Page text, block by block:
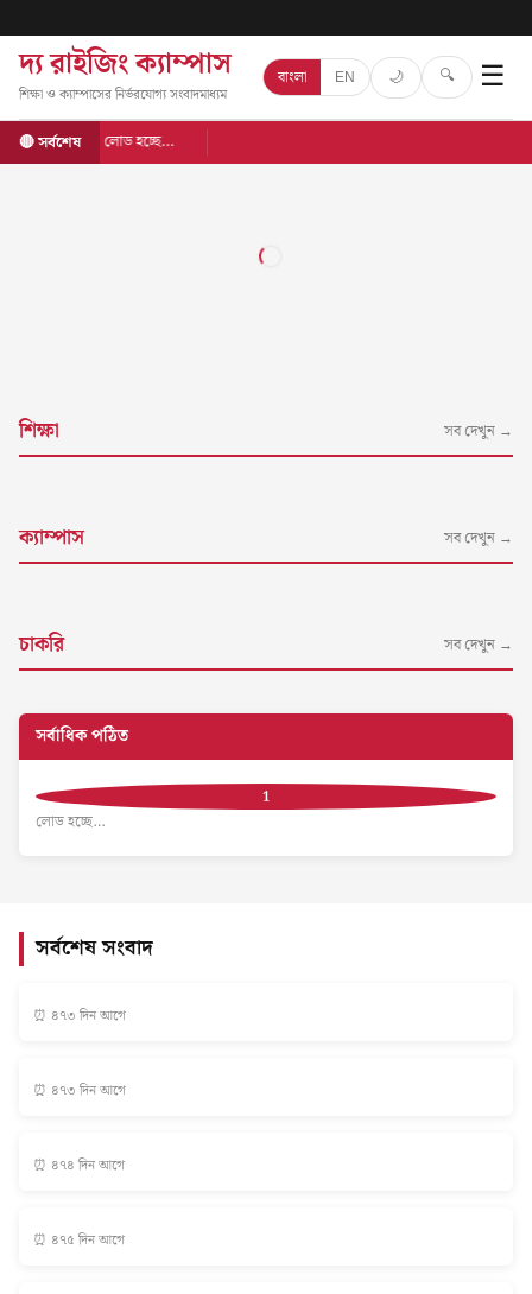
দ্য রাইজিং ক্যাম্পাস
শিক্ষা ও ক্যাম্পাসের নির্ভরযোগ্য সংবাদমাধ্যম
বাংলা EN 🌙 🔍 ☰
🔴 সর্বশেষ লোড হচ্ছে…
শিক্ষা সব দেখুন →
ক্যাম্পাস সব দেখুন →
চাকরি সব দেখুন →
সর্বাধিক পঠিত
লোড হচ্ছে…
সর্বশেষ সংবাদ
⏰ ৪৭৩ দিন আগে
⏰ ৪৭৩ দিন আগে
⏰ ৪৭৪ দিন আগে
⏰ ৪৭৫ দিন আগে